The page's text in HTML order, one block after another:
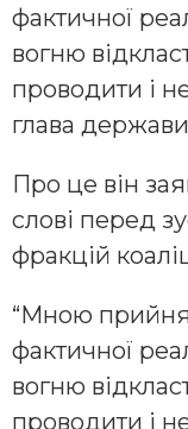
фактичної
вогню
проводити і
глава
Про це він
слові перед
фракцій
“Мною
фактичної
вогню
проводити і